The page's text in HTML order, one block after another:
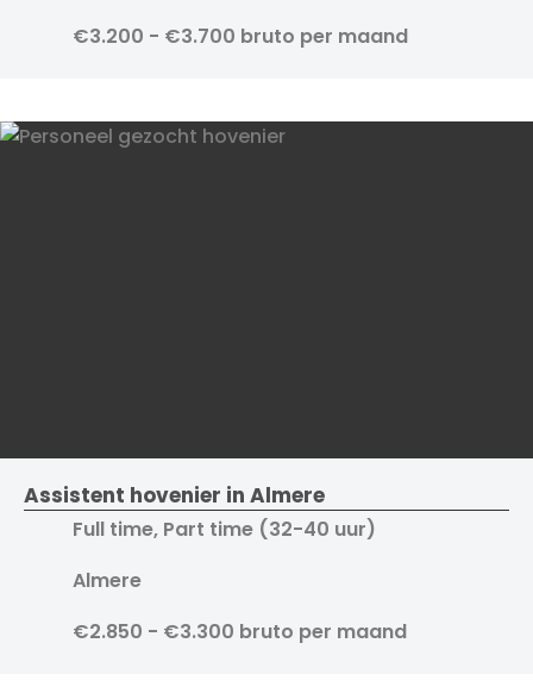
€3.200 - €3.700 bruto per maand
Assistent hovenier in Almere
Full time, Part time (32-40 uur)
Almere
€2.850 - €3.300 bruto per maand